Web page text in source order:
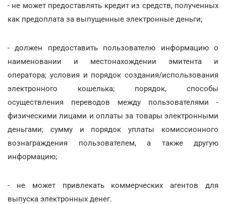
- не может предоставлять кредит из средств, полученных
как предоплата за выпущенные электронные деньги;
- должен предоставить пользователю информацию о
наименовании и местонахождении эмитента и
оператора; условия и порядок создания/использования
электронного кошелька; порядок, способы
осуществления переводов между пользователями -
физическими лицами и оплаты за товары электронными
деньгами; сумму и порядок уплаты комиссионного
вознаграждения пользователем, а также другую
информацию;
- не может привлекать коммерческих агентов для
выпуска электронных денег.